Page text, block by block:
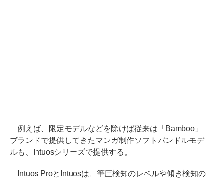
例えば、限定モデルなどを除けば従来は「Bamboo」
ブランドで提供してきたマンガ制作ソフトバンドルモデ
ルも、Intuosシリーズで提供する。
Intuos ProとIntuosは、筆圧検知のレベルや傾き検知の